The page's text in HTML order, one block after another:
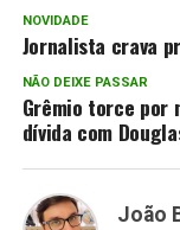
NOVIDADE
Jornalista crava
NÃO DEIXE PASSAR
Grêmio torce por
dívida com
João